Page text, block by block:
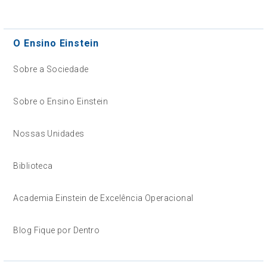
O Ensino Einstein
Sobre a Sociedade
Sobre o Ensino Einstein
Nossas Unidades
Biblioteca
Academia Einstein de Excelência Operacional
Blog Fique por Dentro